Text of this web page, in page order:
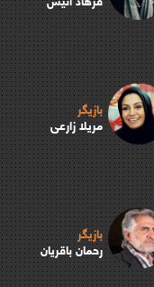
بازیگر
مریلا زارعی
بازیگر
رحمان باقریان